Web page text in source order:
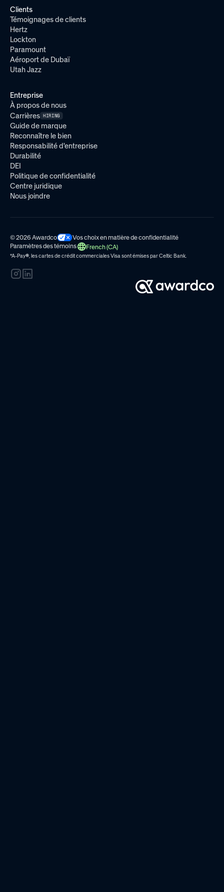
Clients
Témoignages de clients
Hertz
Lockton
Paramount
Aéroport de Dubaï
Utah Jazz
Entreprise
À propos de nous
Carrières HIRING
Guide de marque
Reconnaître le bien
Responsabilité d'entreprise
Durabilité
DEI
Politique de confidentialité
Centre juridique
Nous joindre
© 2026 Awardco
Vos choix en matière de confidentialité
Paramètres des témoins
French (CA)
*A-Pay®, les cartes de crédit commerciales Visa sont émises parCeltic Bank.